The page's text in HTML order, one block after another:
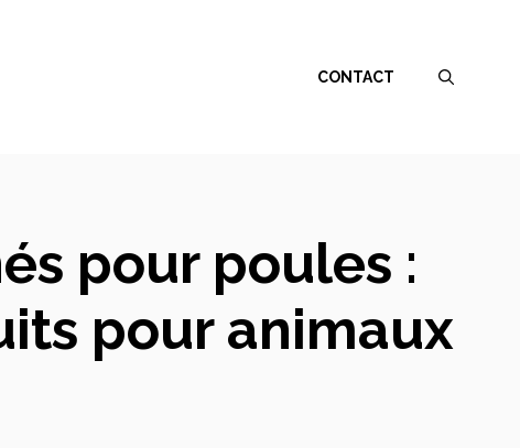
CONTACT
pour poules :
pour animaux